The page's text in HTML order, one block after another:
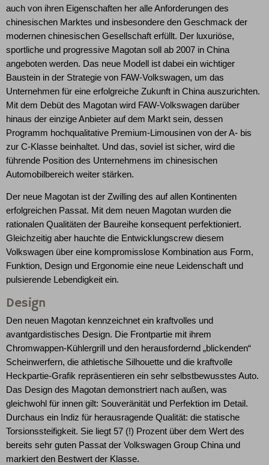
auch von ihren Eigenschaften her alle Anforderungen des
chinesischen Marktes und insbesondere den Geschmack der
modernen chinesischen Gesellschaft erfüllt. Der luxuriöse,
sportliche und progressive Magotan soll ab 2007 in China
angeboten werden. Das neue Modell ist dabei ein wichtiger
Baustein in der Strategie von FAW-Volkswagen, um das
Unternehmen für eine erfolgreiche Zukunft in China auszurichten.
Mit dem Debüt des Magotan wird FAW-Volkswagen darüber
hinaus der einzige Anbieter auf dem Markt sein, dessen
Programm hochqualitative Premium-Limousinen von der A- bis
zur C-Klasse beinhaltet. Und das, soviel ist sicher, wird die
führende Position des Unternehmens im chinesischen
Automobilbereich weiter stärken.
Der neue Magotan ist der Zwilling des auf allen Kontinenten
erfolgreichen Passat. Mit dem neuen Magotan wurden die
rationalen Qualitäten der Baureihe konsequent perfektioniert.
Gleichzeitig aber hauchte die Entwicklungscrew diesem
Volkswagen über eine kompromisslose Kombination aus Form,
Funktion, Design und Ergonomie eine neue Leidenschaft und
pulsierende Lebendigkeit ein.
Design
Den neuen Magotan kennzeichnet ein kraftvolles und
avantgardisti­sches Design. Die Frontpartie mit ihrem
Chromwappen-Kühlergrill und den herausfordernd „blickenden“
Scheinwerfern, die athletische Silhouette und die kraftvolle
Heckpartie-Grafik repräsentieren ein sehr selbstbewusstes Auto.
Das Design des Magotan demonstriert nach außen, was
gleichwohl für innen gilt: Souveränität und Perfektion im Detail.
Durchaus ein Indiz für herausragende Qualität: die statische
Torsionssteifigkeit. Sie liegt 57 (!) Prozent über dem Wert des
bereits sehr guten Passat der Volkswagen Group China und
markiert den Bestwert der Klasse.